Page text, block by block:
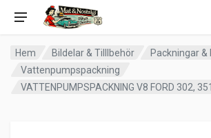
Hem Bildelar & Tilllbehör
Packningar
Vattenpumpspackning
VATTENPUMPSPACKNING V8 FORD 302,